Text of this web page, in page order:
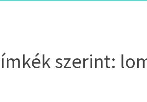
szerint: